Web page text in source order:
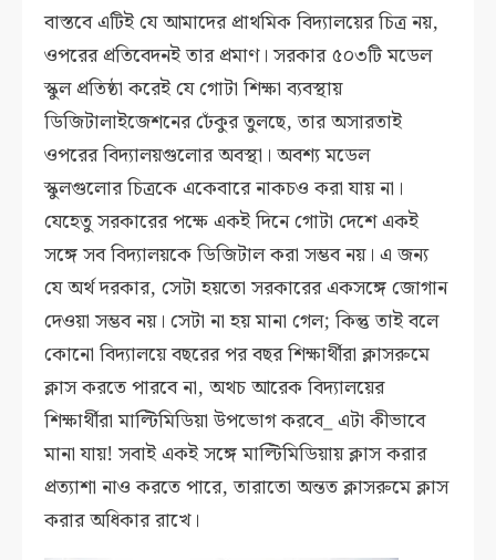
বাস্তবে এটিই যে আমাদের প্রাথমিক বিদ্যালয়ের চিত্র নয়,
ওপরের প্রতিবেদনই তার প্রমাণ। সরকার ৫০৩টি মডেল
স্কুল প্রতিষ্ঠা করেই যে গোটা শিক্ষা ব্যবস্থায়
ডিজিটালাইজেশনের ঢেঁকুর তুলছে, তার অসারতাই
ওপরের বিদ্যালয়গুলোর অবস্থা। অবশ্য মডেল
স্কুলগুলোর চিত্রকে একেবারে নাকচও করা যায় না।
যেহেতু সরকারের পক্ষে একই দিনে গোটা দেশে একই
সঙ্গে সব বিদ্যালয়কে ডিজিটাল করা সম্ভব নয়। এ জন্য
যে অর্থ দরকার, সেটা হয়তো সরকারের একসঙ্গে জোগান
দেওয়া সম্ভব নয়। সেটা না হয় মানা গেল; কিন্তু তাই বলে
কোনো বিদ্যালয়ে বছরের পর বছর শিক্ষার্থীরা ক্লাসরুমে
ক্লাস করতে পারবে না, অথচ আরেক বিদ্যালয়ের
শিক্ষার্থীরা মাল্টিমিডিয়া উপভোগ করবে_ এটা কীভাবে
মানা যায়! সবাই একই সঙ্গে মাল্টিমিডিয়ায় ক্লাস করার
প্রত্যাশা নাও করতে পারে, তারাতো অন্তত ক্লাসরুমে ক্লাস
করার অধিকার রাখে।